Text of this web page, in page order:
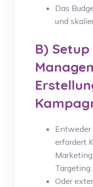
Das
und
B) Setup
Entweder
erfordert
Targeting.
Oder